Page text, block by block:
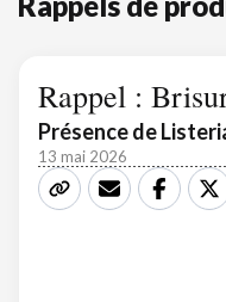
Rappel :
Présence de
13 mai 2026